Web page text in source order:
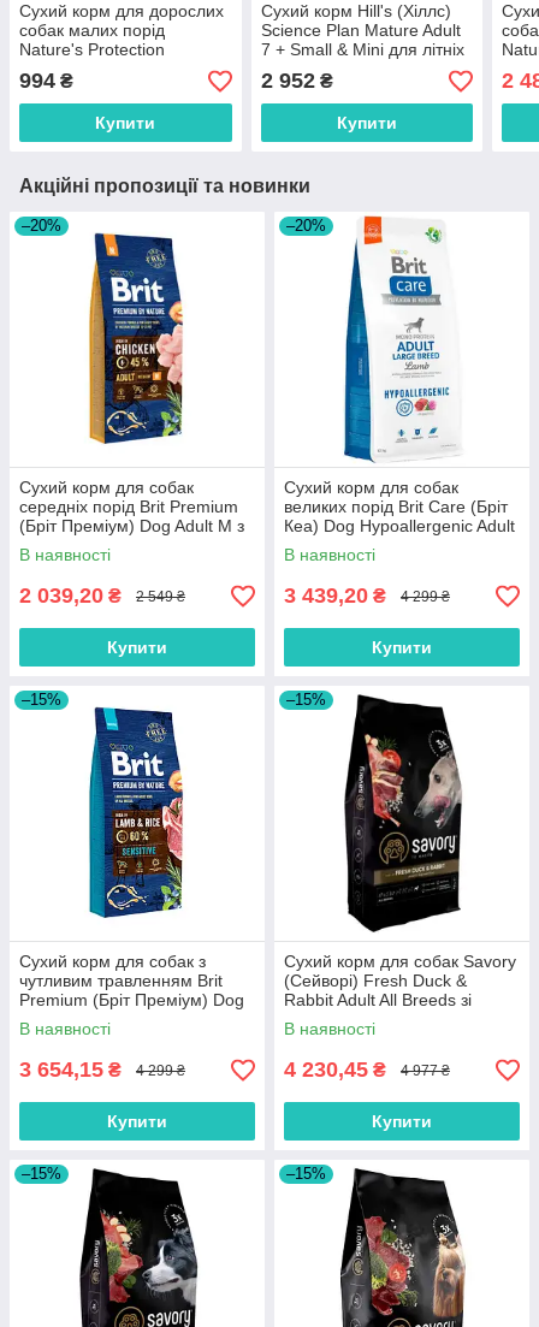
Сухий корм для дорослих
собак малих порід
Nature's Protection
(Нейчерс Протекшен) Mini
Extra Salmon з лососем 2
кг
994 ₴
Купити
Сухий корм Hill's (Хіллс)
Science Plan Mature Adult
7 + Small & Mini для літніх
собак малих порід від 7
років з куркою 6 кг
2 952₴
Купити
2
Акційні пропозиції та новинки
–20%
Сухий корм для собак
середніх порід Brit Premium
(Бріт Преміум) Dog Adult M з
куркою 15 кг
В наявності
2 039,20 ₴ 2 549 ₴
Купити
–20%
Сухий корм для собак
великих порід Brit Care (Бріт
Кеа) Dog Hypoallergenic Adult
Large Breed з ягням 12 кг
В наявності
3 439,20 ₴ 4 299 ₴
Купити
–15%
Сухий корм для собак з
чутливим травленням Brit
Premium (Бріт Преміум) Dog
Sensitive Lamb з ягням 15 кг
В наявності
3 654,15 ₴ 4 299 ₴
Купити
–15%
Сухий корм для собак Savory
(Cейворi) Fresh Duck &
Rabbit Adult All Breeds зі
свіжої качки та кролика 12 кг
В наявності
4 230,45 ₴ 4 977 ₴
Купити
–15% –15%